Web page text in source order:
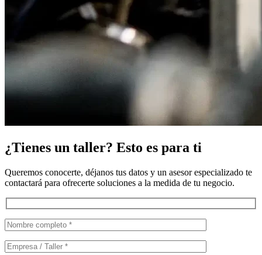
¿Tienes un taller? Esto es para ti
Queremos conocerte, déjanos tus datos y un asesor especializado te
contactará para ofrecerte soluciones a la medida de tu negocio.